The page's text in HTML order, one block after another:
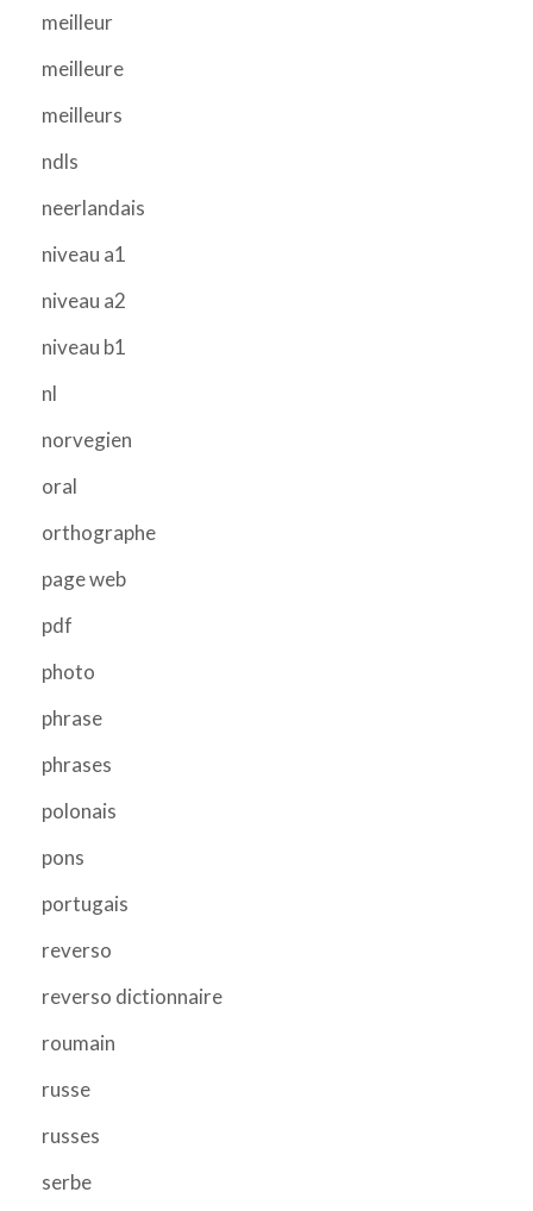
meilleur
meilleure
meilleurs
ndls
neerlandais
niveau a1
niveau a2
niveau b1
nl
norvegien
oral
orthographe
page web
pdf
photo
phrase
phrases
polonais
pons
portugais
reverso
reverso dictionnaire
roumain
russe
russes
serbe